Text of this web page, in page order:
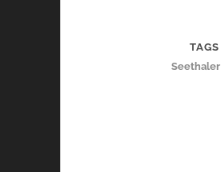
TAGS
Seethaler